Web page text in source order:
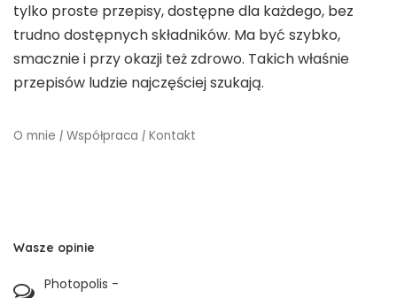
tylko proste przepisy, dostępne dla każdego, bez
trudno dostępnych składników. Ma być szybko,
smacznie i przy okazji też zdrowo. Takich właśnie
przepisów ludzie najczęściej szukają.
O mnie | Współpraca | Kontakt
Wasze opinie
Photopolis -